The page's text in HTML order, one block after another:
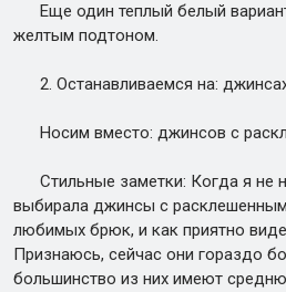
Еще один теплый белый
желтым подтоном.
2. Останавливаемся на:
Носим вместо: джинсов с
Стильные заметки: Когда я не
выбирала джинсы с
любимых брюк, и как приятно
Признаюсь, сейчас они гораздо
большинство из них имеют